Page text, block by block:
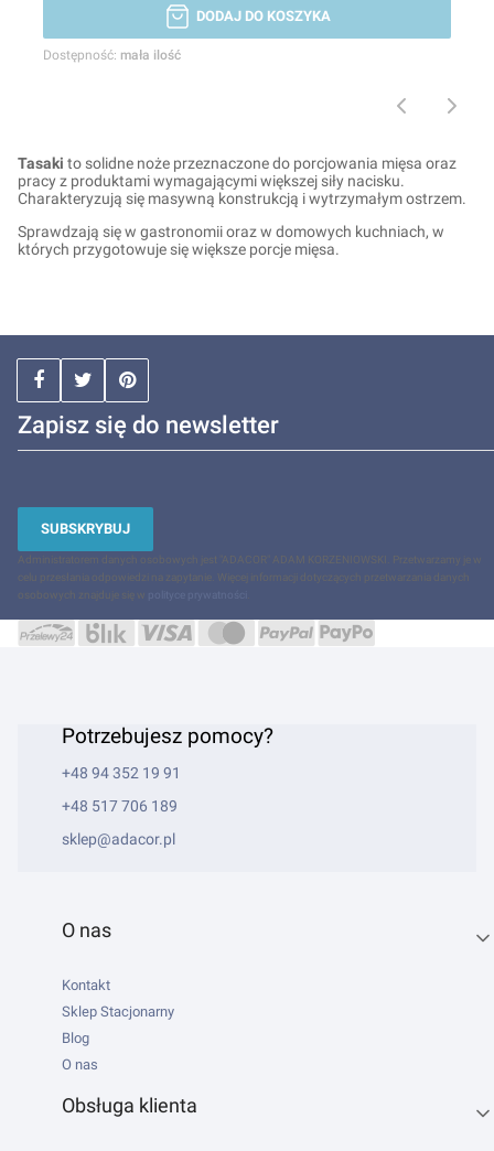
DODAJ DO KOSZYKA
Dostępność: mała ilość
Tasaki to solidne noże przeznaczone do porcjowania mięsa oraz
pracy z produktami wymagającymi większej siły nacisku.
Charakteryzują się masywną konstrukcją i wytrzymałym ostrzem.
Sprawdzają się w gastronomii oraz w domowych kuchniach, w
których przygotowuje się większe porcje mięsa.
Zapisz się do newsletter
SUBSKRYBUJ
Administratorem danych osobowych jest "ADACOR" ADAM KORZENIOWSKI. Przetwarzamy je w
celu przesłania odpowiedzi na zapytanie. Więcej informacji dotyczących przetwarzania danych
osobowych znajduje się w
Potrzebujesz pomocy?
+48 94 352 19 91
+48 517 706 189
sklep@adacor.pl
Linki w stopce
O nas
Kontakt
Sklep Stacjonarny
Blog
O nas
Obsługa klienta